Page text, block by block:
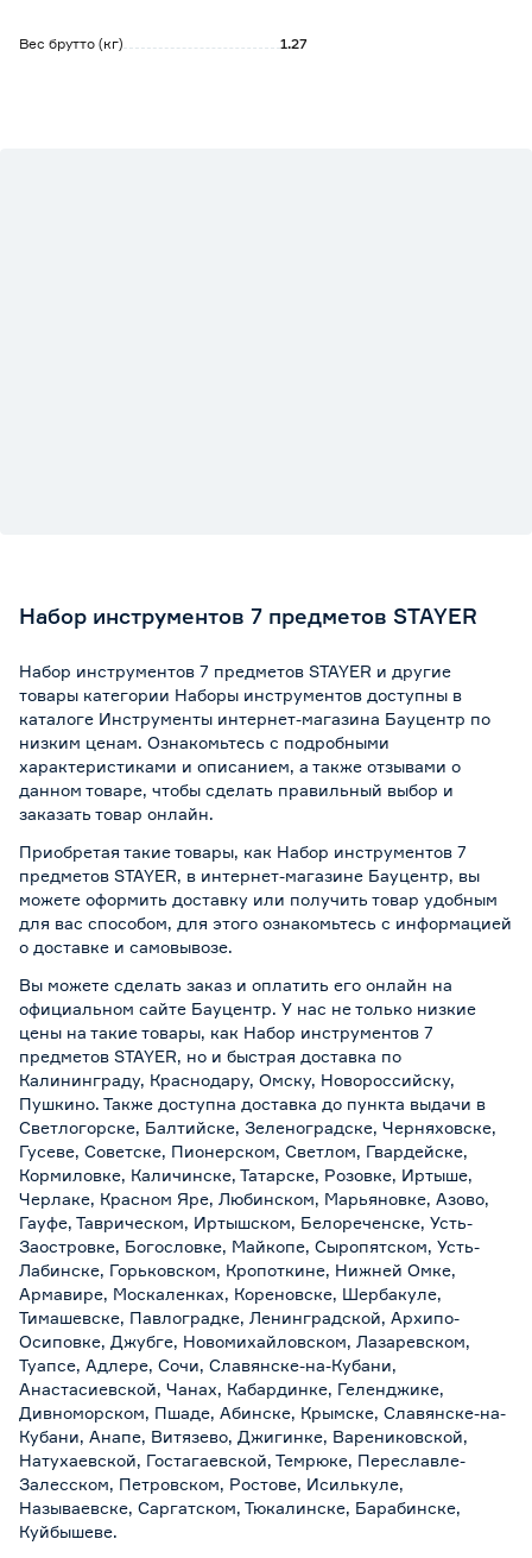
Вес брутто (кг) 1.27
Набор инструментов 7 предметов STAYER
Набор инструментов 7 предметов STAYER и другие
товары категории Наборы инструментов доступны в
каталоге Инструменты интернет-магазина Бауцентр по
низким ценам. Ознакомьтесь с подробными
характеристиками и описанием, а также отзывами о
данном товаре, чтобы сделать правильный выбор и
заказать товар онлайн.
Приобретая такие товары, как Набор инструментов 7
предметов STAYER, в интернет-магазине Бауцентр, вы
можете оформить доставку или получить товар удобным
для вас способом, для этого ознакомьтесь с информацией
о доставке и самовывозе.
Вы можете сделать заказ и оплатить его онлайн на
официальном сайте Бауцентр. У нас не только низкие
цены на такие товары, как Набор инструментов 7
предметов STAYER, но и быстрая доставка по
Калининграду, Краснодару, Омску, Новороссийску,
Пушкино. Также доступна доставка до пункта выдачи в
Светлогорске, Балтийске, Зеленоградске, Черняховске,
Гусеве, Советске, Пионерском, Светлом, Гвардейске,
Кормиловке, Каличинске, Татарске, Розовке, Иртыше,
Черлаке, Красном Яре, Любинском, Марьяновке, Азово,
Гауфе, Таврическом, Иртышском, Белореченске, Усть-
Заостровке, Богословке, Майкопе, Сыропятском, Усть-
Лабинске, Горьковском, Кропоткине, Нижней Омке,
Армавире, Москаленках, Кореновске, Шербакуле,
Тимашевске, Павлоградке, Ленинградской, Архипо-
Осиповке, Джубге, Новомихайловском, Лазаревском,
Туапсе, Адлере, Сочи, Славянске-на-Кубани,
Анастасиевской, Чанах, Кабардинке, Геленджике,
Дивноморском, Пшаде, Абинске, Крымске, Славянске-на-
Кубани, Анапе, Витязево, Джигинке, Варениковской,
Натухаевской, Гостагаевской, Темрюке, Переславле-
Залесском, Петровском, Ростове, Исилькуле,
Называевске, Саргатском, Тюкалинске, Барабинске,
Куйбышеве.